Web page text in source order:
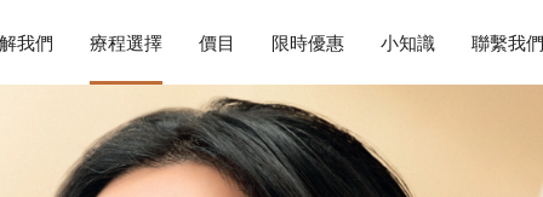
我們 療程選擇 價目 限時優惠 小知識 聯繫我們